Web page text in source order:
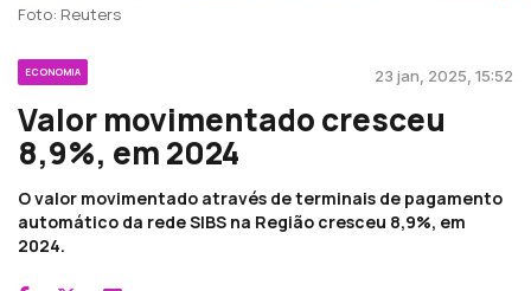
Foto: Reuters
ECONOMIA 23 jan, 2025, 15:52
Valor movimentado cresceu
8,9%, em 2024
O valor movimentado através de terminais de pagamento
automático da rede SIBS na Região cresceu 8,9%, em
2024.